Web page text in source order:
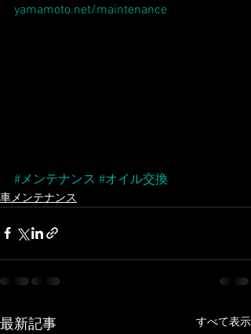
yamamoto.net/maintenance
#メンテナンス #オイル交換
車メンテナンス
最新記事 すべて表示